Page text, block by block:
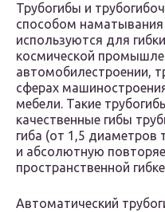
Трубогибы и
способом наматывания
используются для
космической
автомобилестроении,
сферах
мебели. Такие
качественные гибы
гиба (от 1,5 диаметров
и абсолютную
пространственной
Автоматический